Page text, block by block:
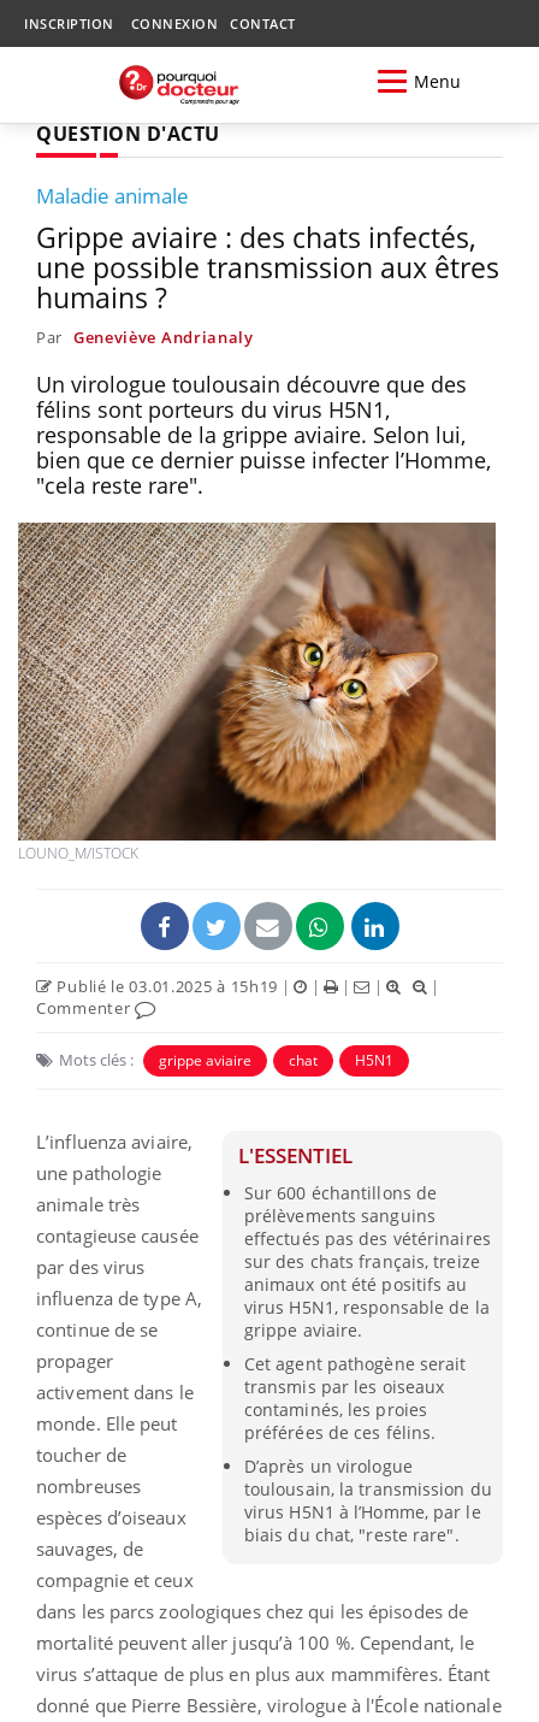
INSCRIPTION CONNEXION CONTACT
Menu
QUESTION D'ACTU
Maladie animale
Grippe aviaire : des chats infectés,
une possible transmission aux êtres
humains ?
Par Geneviève Andrianaly
Un virologue toulousain découvre que des
félins sont porteurs du virus H5N1,
responsable de la grippe aviaire. Selon lui,
bien que ce dernier puisse infecter l’Homme,
"cela reste rare".
LOUNO_M/ISTOCK
Publié le 03.01.2025 à 15h19 | | | |
|
Commenter
Mots clés : grippe aviaire chat H5N1
L'ESSENTIEL
Sur 600 échantillons de
prélèvements sanguins
effectués pas des vétérinaires
sur des chats français, treize
animaux ont été positifs au
virus H5N1, responsable de la
grippe aviaire.
Cet agent pathogène serait
transmis par les oiseaux
contaminés, les proies
préférées de ces félins.
D’après un virologue
toulousain, la transmission du
virus H5N1 à l’Homme, par le
biais du chat, "reste rare".
L’influenza aviaire,
une pathologie
animale très
contagieuse causée
par des virus
influenza de type A,
continue de se
propager
activement dans le
monde. Elle peut
toucher de
nombreuses
espèces d’oiseaux
sauvages, de
compagnie et ceux
dans les parcs zoologiques chez qui les épisodes de
mortalité peuvent aller jusqu’à 100 %. Cependant, le
virus s’attaque de plus en plus aux mammifères. Étant
donné que Pierre Bessière, virologue à l'École nationale